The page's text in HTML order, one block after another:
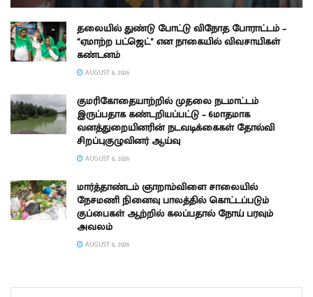
தலையில் துண்டு போட்டு விநோத போராட்டம் –
“ஏமாற்ற பட்ஜெட்” என நாகையில் விவசாயிகள்
கண்டனம்
AUGUST 6, 2026
குமரிகோதையாற்றில் முதலை நடமாட்டம்
இருப்பதாக கண்டறியப்பட்டு – 6மாதமாக
வனத்துறையினரின் நடவடிக்கைகள் தோல்வி
சிறப்புகுழுவினர் ஆய்வு
AUGUST 6, 2026
மார்த்தாண்டம் ஞாறாம்விளை சாலையில்
நேசமணி நினைவு பாலத்தில் கொட்டப்படும்
குப்பைகள் ஆற்றில் கலப்பதால் நோய் பரவும்
அவலம்
AUGUST 6, 2026